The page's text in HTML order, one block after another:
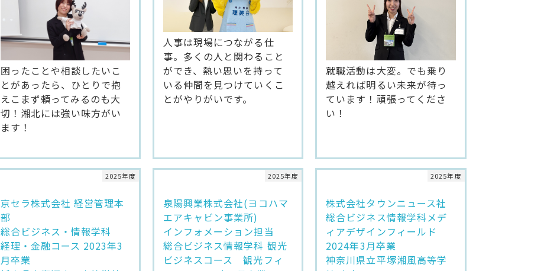
困ったことや相談したいこ
とがあったら、ひとりで抱
えこまず頼ってみるのも大
切！湘北には強い味方がい
ます！
人事は現場につながる仕
事。多くの人と関わること
ができ、熱い思いを持って
いる仲間を見つけていくこ
とがやりがいです。
就職活動は大変。でも乗り
越えれば明るい未来が待っ
ています！頑張ってくださ
い！
京セラ株式会社 経営管理本
部
総合ビジネス・情報学科
経理・金融コース 2023年3
月卒業
2025年度
泉陽興業株式会社(ヨコハマ
エアキャビン事業所)
インフォメーション担当
総合ビジネス情報学科 観光
ビジネスコース 観光フィ
2025年度
株式会社タウンニュース社
総合ビジネス情報学科メデ
ィアデザインフィールド
2024年3月卒業
神奈川県立平塚湘風高等学
2025年度